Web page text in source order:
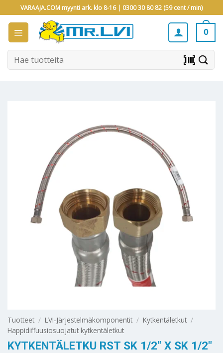
to
content
VARAAJA.COM myynti ark. klo 8-16 | 0300 30 80 82 (59 cent / min)
0
Etsi: barcode_scanner
Tuotteet / LVI-Järjestelmäkomponentit / Kytkentäletkut /
Happidiffuusiosuojatut kytkentäletkut
KYTKENTÄLETKU RST SK 1/2″ X SK 1/2″